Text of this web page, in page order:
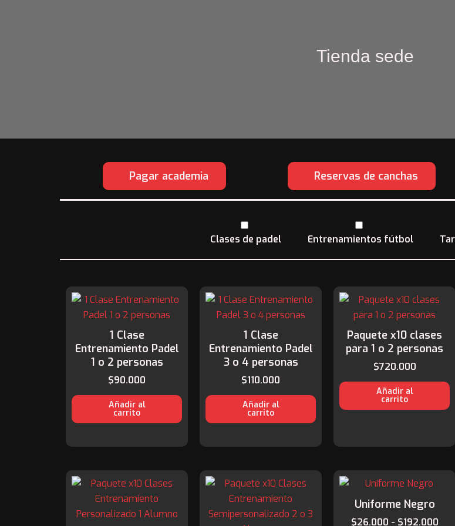
Tienda sede
Pagar academia Reservas de canchas
Clases de padel Entrenamientos fútbol
1 Clase
Entrenamiento Padel
1 o 2 personas
$90.000
Añadir al
carrito
1 Clase
Entrenamiento Padel
3 o 4 personas
$110.000
Añadir al
carrito
Paquete x10 clases
para 1 o 2 personas
$720.000
Añadir al
carrito
Uniforme Negro
$26.000 - $192.000
Este
producto
tiene
múltiples